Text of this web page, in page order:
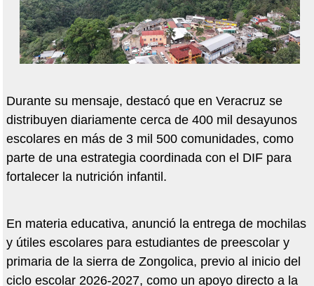
Durante su mensaje, destacó que en Veracruz se
distribuyen diariamente cerca de 400 mil desayunos
escolares en más de 3 mil 500 comunidades, como
parte de una estrategia coordinada con el DIF para
fortalecer la nutrición infantil.
En materia educativa, anunció la entrega de mochilas
y útiles escolares para estudiantes de preescolar y
primaria de la sierra de Zongolica, previo al inicio del
ciclo escolar 2026-2027, como un apoyo directo a la